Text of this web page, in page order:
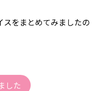
をまとめてみましたの
した